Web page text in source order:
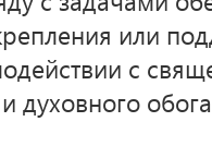
или
с
духовного